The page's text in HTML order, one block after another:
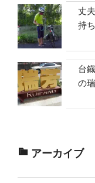
丈
持
台
の
アーカイブ